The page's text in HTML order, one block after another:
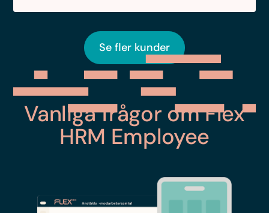
Se fler kunder
Vanliga frågor om Flex
HRM Employee